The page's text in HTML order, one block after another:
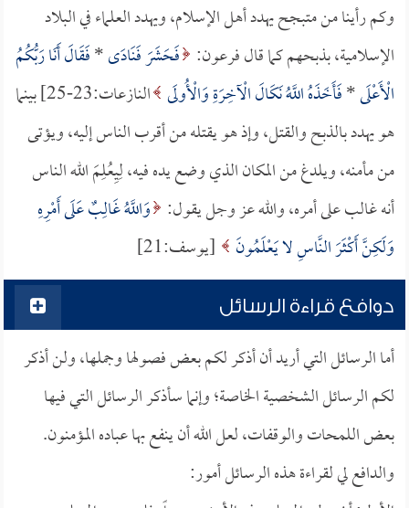
وكم رأينا من متبجح يهدد أهل الإسلام، ويهدد العلماء في البلاد
الإسلامية، بذبحهم كما قال فرعون: فَحَشَرَ فَنَادَى*فَقَالَ أَنَا رَبُّكُمُ
الْأَعْلَى*فَأَخَذَهُ اللَّهُ نَكَالَ الْآخِرَةِ وَالْأُولَى
النازعات:23-25] بينما
هو يهدد بالذبح والقتل، وإذ هو يقتله من أقرب الناس إليه، ويؤتى
من مأمنه، ويلدغ من المكان الذي وضع يده فيه، لِيِعُلِمَ الله الناس
أنه غالب على أمره، والله عز وجل يقول: وَاللَّهُ غَالِبٌ عَلَى أَمْرِهِ
وَلَكِنَّ أَكْثَرَ النَّاسِ لا يَعْلَمُونَ
[يوسف:21]
دوافع قراءة الرسائل
أما الرسائل التي أريد أن أذكر لكم بعض فصولها وجملها، ولن أذكر
لكم الرسائل الشخصية الخاصة؛ وإنما سأذكر الرسائل التي فيها
بعض اللمحات والوقفات، لعل الله أن ينفع بها عباده المؤمنون.
والدافع لي لقراءة هذه الرسائل أمور: